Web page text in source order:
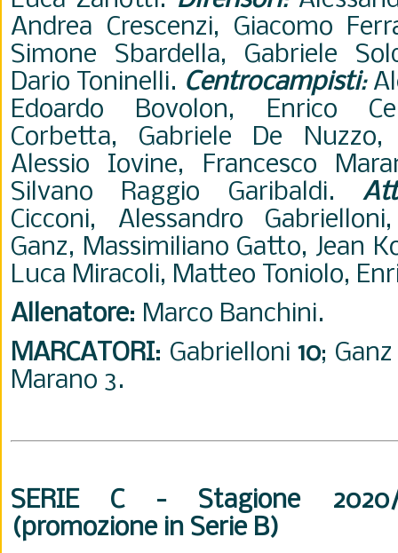
Andrea Crescenzi, Giacomo
Simone Sbardella, Gabriele
Dario Toninelli. Centrocampisti:
Edoardo Bovolon, Enrico
Corbetta, Gabriele De
Alessio Iovine, Francesco
Silvano Raggio Garibaldi.
Cicconi, Alessandro
Ganz, Massimiliano Gatto, Jean
Luca Miracoli, Matteo Toniolo,
Allenatore: Marco Banchini.
MARCATORI: Gabrielloni10;
Marano 3.
SERIE C - Stagione
(promozione in Serie B)